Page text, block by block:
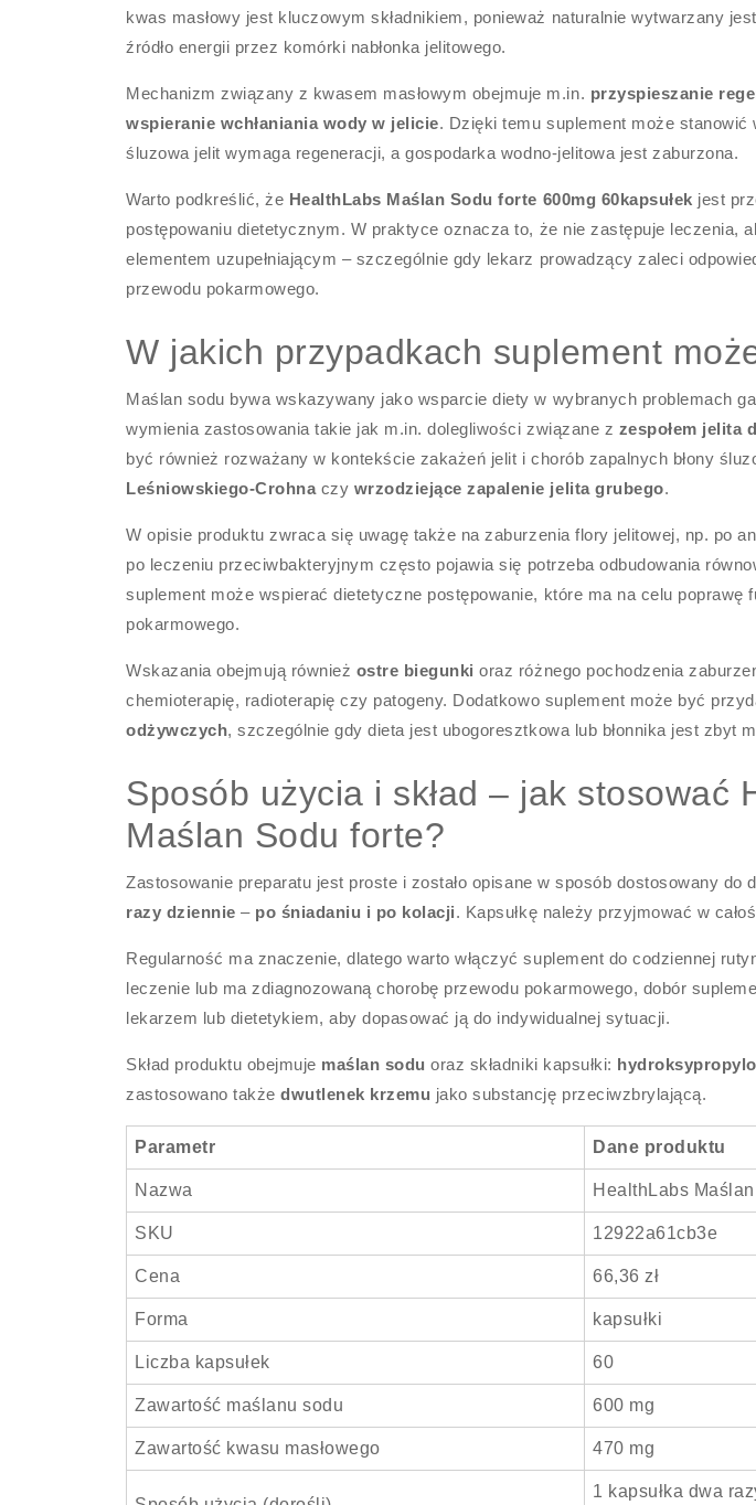
kwas masłowy jest kluczowym składnikiem, ponieważ naturalnie wytwarzany
źródło energii przez komórki nabłonka jelitowego.
Mechanizm związany z kwasem masłowym obejmuje m.in. przyspieszanie
wspieranie wchłaniania wody w jelicie. Dzięki temu suplement może stanowić
śluzowa jelit wymaga regeneracji, a gospodarka wodno-jelitowa jest zaburzona.
Warto podkreślić, że HealthLabs Maślan Sodu forte 600mg 60kapsułek jest
postępowaniu dietetycznym. W praktyce oznacza to, że nie zastępuje leczenia,
elementem uzupełniającym – szczególnie gdy lekarz prowadzący zaleci
przewodu pokarmowego.
W jakich przypadkach suplement
Maślan sodu bywa wskazywany jako wsparcie diety w wybranych problemach
wymienia zastosowania takie jak m.in. dolegliwości związane z zespołem jelita
być również rozważany w kontekście zakażeń jelit i chorób zapalnych błony
Leśniowskiego-Crohna czy wrzodziejące zapalenie jelita grubego.
W opisie produktu zwraca się uwagę także na zaburzenia flory jelitowej, np. po
po leczeniu przeciwbakteryjnym często pojawia się potrzeba odbudowania
suplement może wspierać dietetyczne postępowanie, które ma na celu poprawę
pokarmowego.
Wskazania obejmują również ostre biegunki oraz różnego pochodzenia
chemioterapię, radioterapię czy patogeny. Dodatkowo suplement może być
odżywczych, szczególnie gdy dieta jest ubogoresztkowa lub błonnika jest zbyt
Sposób użycia i skład – jak stosować
Maślan Sodu forte?
Zastosowanie preparatu jest proste i zostało opisane w sposób dostosowany do
razy dziennie – po śniadaniu i po kolacji. Kapsułkę należy przyjmować w
Regularność ma znaczenie, dlatego warto włączyć suplement do codziennej
leczenie lub ma zdiagnozowaną chorobę przewodu pokarmowego, dobór
lekarzem lub dietetykiem, aby dopasować ją do indywidualnej sytuacji.
Skład produktu obejmuje maślan sodu oraz składniki kapsułki:
zastosowano takżedwutlenek krzemu jako substancję przeciwzbrylającą.
Parametr Dane produktu
Nazwa HealthLabs
SKU 12922a61cb3e
Cena 66,36 zł
Forma kapsułki
Liczba kapsułek 60
Zawartość maślanu sodu 600 mg
Zawartość kwasu masłowego 470 mg
1 kapsułka dwa